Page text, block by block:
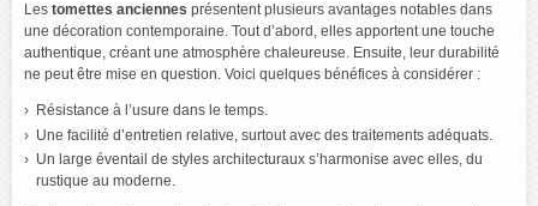
Les tomettes anciennes présentent plusieurs avantages notables dans
une décoration contemporaine. Tout d’abord, elles apportent une touche
authentique, créant une atmosphère chaleureuse. Ensuite, leur durabilité
ne peut être mise en question. Voici quelques bénéfices à considérer :
Résistance à l’usure dans le temps.
Une facilité d’entretien relative, surtout avec des traitements adéquats.
Un large éventail de styles architecturaux s’harmonise avec elles, du
rustique au moderne.